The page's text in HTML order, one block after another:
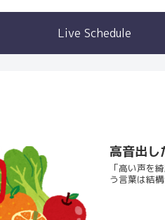
Live Schedule
高音出し
「高い声を
う言葉は結